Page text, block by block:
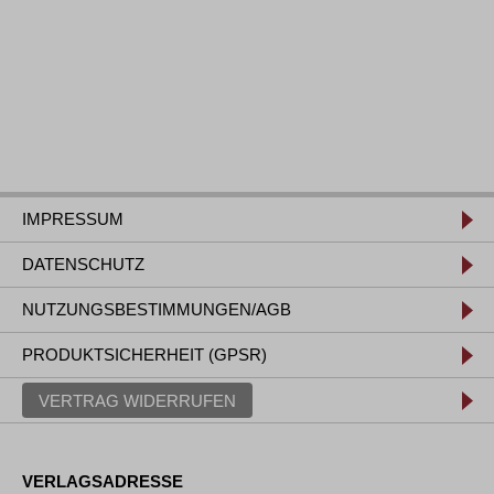
IMPRESSUM
DATENSCHUTZ
NUTZUNGSBESTIMMUNGEN/AGB
PRODUKTSICHERHEIT (GPSR)
VERTRAG WIDERRUFEN
VERLAGSADRESSE